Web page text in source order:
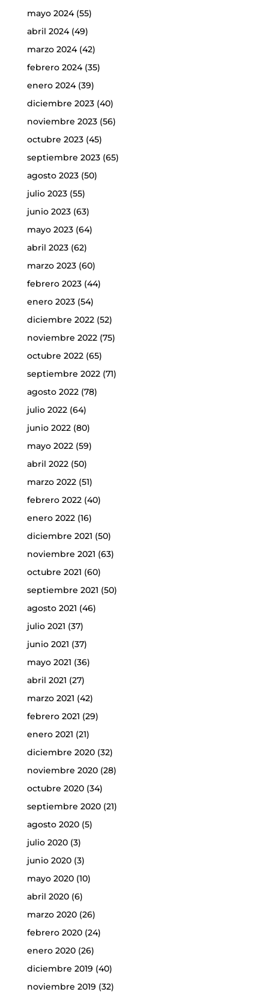
mayo 2024(55)
abril 2024(49)
marzo 2024(42)
febrero 2024(35)
enero 2024(39)
diciembre 2023(40)
noviembre 2023(56)
octubre 2023(45)
septiembre 2023(65)
agosto 2023(50)
julio 2023(55)
junio 2023(63)
mayo 2023(64)
abril 2023(62)
marzo 2023(60)
febrero 2023(44)
enero 2023(54)
diciembre 2022(52)
noviembre 2022(75)
octubre 2022(65)
septiembre 2022(71)
agosto 2022(78)
julio 2022(64)
junio 2022(80)
mayo 2022(59)
abril 2022(50)
marzo 2022(51)
febrero 2022(40)
enero 2022(16)
diciembre 2021 (50)
noviembre 2021 (63)
octubre 2021 (60)
septiembre 2021 (50)
agosto 2021 (46)
julio 2021 (37)
junio 2021 (37)
mayo 2021 (36)
abril 2021 (27)
marzo 2021 (42)
febrero 2021 (29)
enero 2021 (21)
diciembre 2020(32)
noviembre 2020(28)
octubre 2020(34)
septiembre 2020(21)
agosto 2020(5)
julio 2020(3)
junio 2020(3)
mayo 2020(10)
abril 2020(6)
marzo 2020(26)
febrero 2020(24)
enero 2020(26)
diciembre 2019 (40)
noviembre 2019 (32)